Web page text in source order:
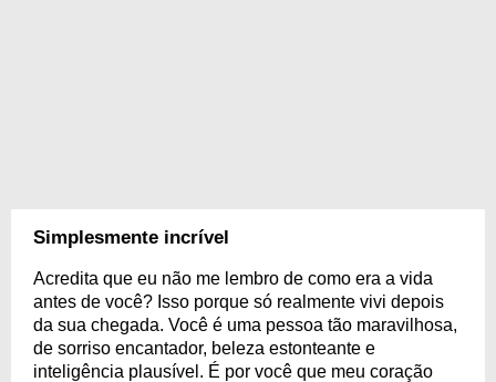
Simplesmente incrível
Acredita que eu não me lembro de como era a vida
antes de você? Isso porque só realmente vivi depois
da sua chegada. Você é uma pessoa tão maravilhosa,
de sorriso encantador, beleza estonteante e
inteligência plausível. É por você que meu coração